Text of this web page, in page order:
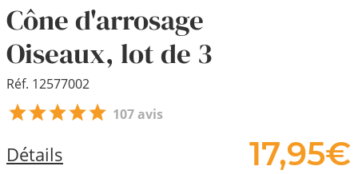
Cône d'arrosage
Oiseaux, lot de 3
Réf. 12577002
107 avis
Détails 17,95€